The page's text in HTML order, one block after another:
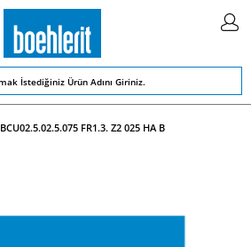
BCU02.5.02.5.075 FR1.3. Z2 025 HA B